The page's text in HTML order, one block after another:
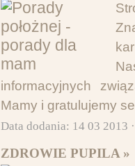
informacyjnych
Mamy i gratulujemy
Data dodania: 14 03 2013
ZDROWIE PUPILA »